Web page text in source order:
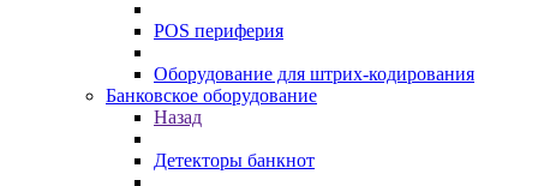
POS периферия
Оборудование для штрих-кодирования
Банковское оборудование
Назад
Детекторы банкнот